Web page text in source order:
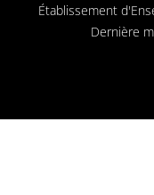
Établissement
Dernière